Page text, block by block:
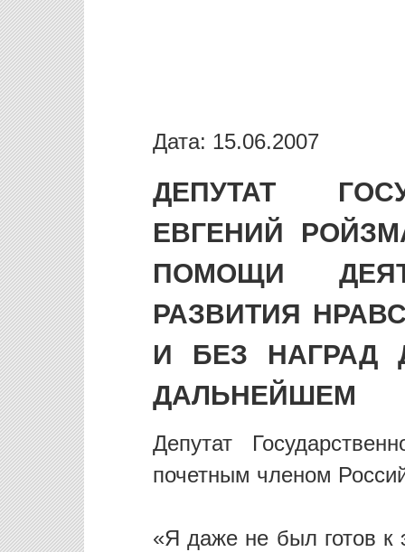
Дата: 15.06.2007
ДЕПУТАТ
ЕВГЕНИЙ
ПОМОЩИ
РАЗВИТИЯ
И БЕЗ НАГРАД
ДАЛЬНЕЙШЕМ
Депутат
почетным членом
«Я даже не был готов к